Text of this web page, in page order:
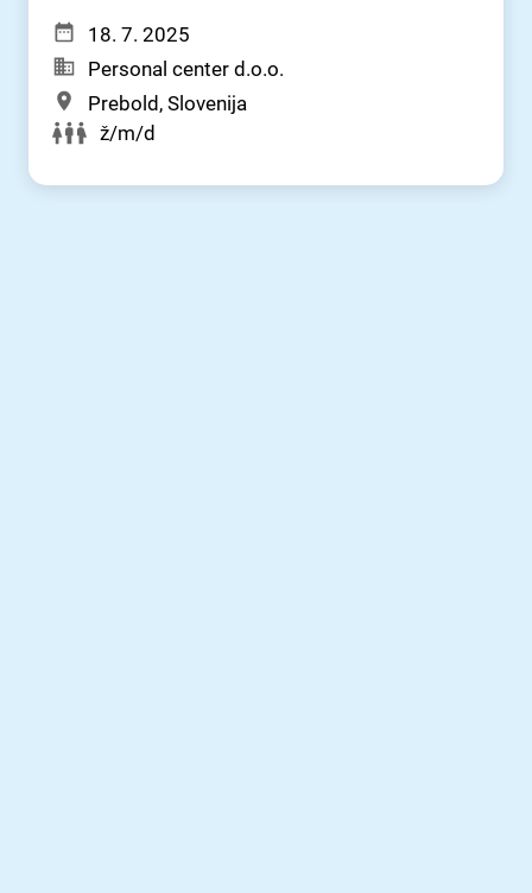
18. 7. 2025
Personal center d.o.o.
Prebold, Slovenija
ž/m/d